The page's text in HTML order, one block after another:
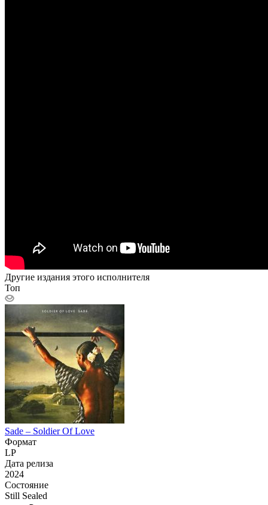
Другие издания этого исполнителя
Топ
Sade – Soldier Of Love
Формат
LP
Дата релиза
2024
Состояние
Still Sealed